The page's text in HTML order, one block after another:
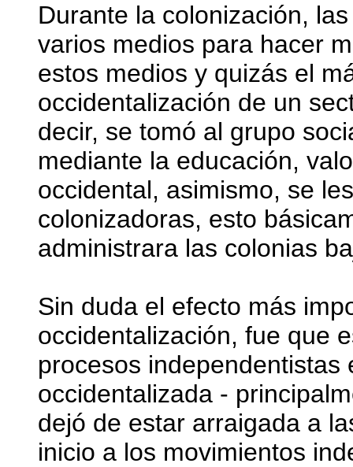
Durante la colonización,
varios medios para hacer
estos medios y quizás el
occidentalización de un
decir, se tomó al grupo
mediante la educación,
occidental, asimismo, se
colonizadoras, esto
administrara las colonias
Sin duda el efecto más
occidentalización, fue que
procesos
occidentalizada -
dejó de estar arraigada a
inicio a los movimientos